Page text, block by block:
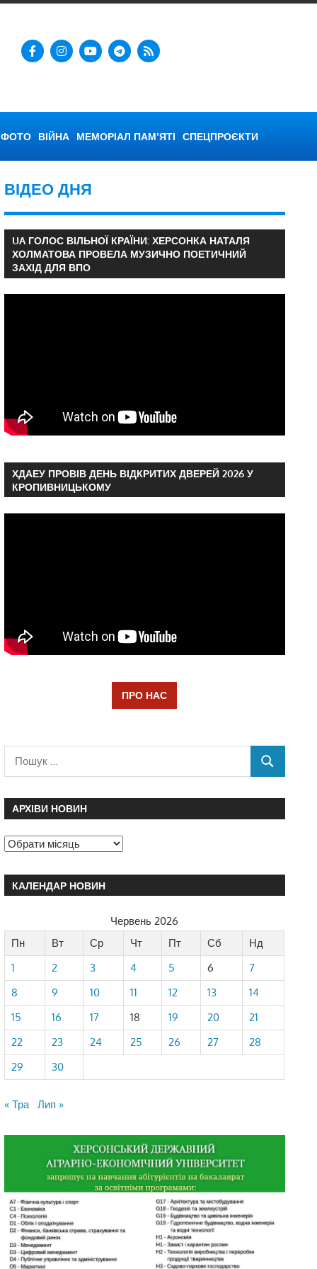
ФОТО ВІЙНА МЕМОРІАЛ ПАМ’ЯТІ СПЕЦПРОЄКТИ
ВІДЕО ДНЯ
UA ГОЛОС ВІЛЬНОЇ КРАЇНИ: ХЕРСОНКА НАТАЛЯ
ХОЛМАТОВА ПРОВЕЛА МУЗИЧНО ПОЕТИЧНИЙ
ЗАХІД ДЛЯ ВПО
ХДАЕУ ПРОВІВ ДЕНЬ ВІДКРИТИХ ДВЕРЕЙ 2026 У
КРОПИВНИЦЬКОМУ
ПРО НАС
АРХІВИ НОВИН
КАЛЕНДАР НОВИН
Червень 2026
Пн
Вт Ср Чт Пт Сб
Нд
1
2 3 4 5 6
7
8
9 10 11 12 13
14
15
16 17 18 19 20
21
22
23 24 25 26 27
28
29
30
« Тра Лип »